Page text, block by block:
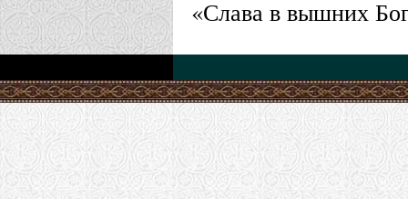
«Слава в вышних